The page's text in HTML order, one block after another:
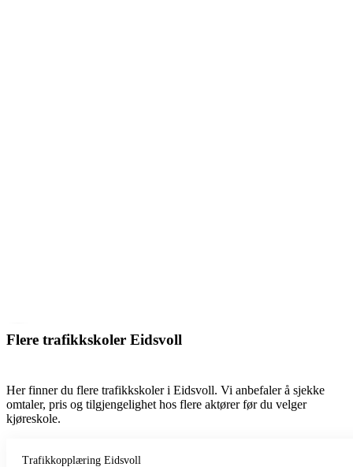
Flere trafikkskoler Eidsvoll
Her finner du flere trafikkskoler i Eidsvoll. Vi anbefaler å sjekke
omtaler, pris og tilgjengelighet hos flere aktører før du velger
kjøreskole.
Trafikkopplæring Eidsvoll